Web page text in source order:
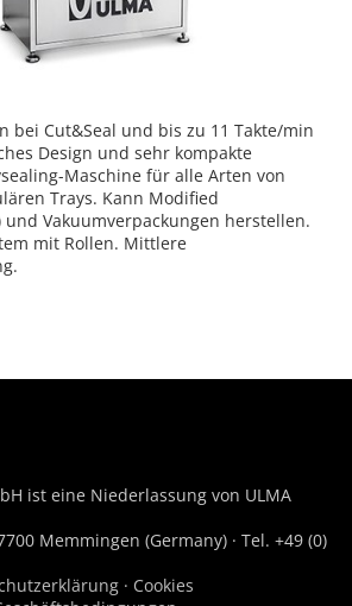
bei Cut&Seal und bis zu 11 Takte/min
Design und sehr kompakte
Maschine für alle Arten von
Trays. Kann Modified
und Vakuumverpackungen herstellen.
mit Rollen. Mittlere
ist eine Niederlassung von ULMA
Memmingen (Germany) · Tel. +49 (0)
· Cookies